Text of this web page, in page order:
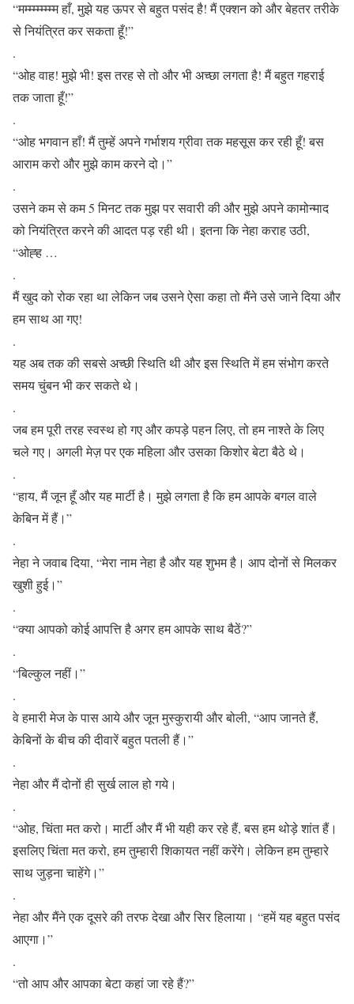
“मम्म्म्म्म्म्म्म हाँ, मुझे यह ऊपर से बहुत पसंद है! मैं एक्शन को और बेहतर तरीके
से नियंत्रित कर सकता हूँ!”
.
“ओह वाह! मुझे भी! इस तरह से तो और भी अच्छा लगता है! मैं बहुत गहराई
तक जाता हूँ!”
.
“ओह भगवान हाँ! मैं तुम्हें अपने गर्भाशय ग्रीवा तक महसूस कर रही हूँ! बस
आराम करो और मुझे काम करने दो।”
.
उसने कम से कम 5 मिनट तक मुझ पर सवारी की और मुझे अपने कामोन्माद
को नियंत्रित करने की आदत पड़ रही थी। इतना कि नेहा कराह उठी,
“ओह्ह …
.
मैं खुद को रोक रहा था लेकिन जब उसने ऐसा कहा तो मैंने उसे जाने दिया और
हम साथ आ गए!
.
यह अब तक की सबसे अच्छी स्थिति थी और इस स्थिति में हम संभोग करते
समय चुंबन भी कर सकते थे।
.
जब हम पूरी तरह स्वस्थ हो गए और कपड़े पहन लिए, तो हम नाश्ते के लिए
चले गए। अगली मेज़ पर एक महिला और उसका किशोर बेटा बैठे थे।
.
“हाय, मैं जून हूँ और यह मार्टी है। मुझे लगता है कि हम आपके बगल वाले
केबिन में हैं।”
.
नेहा ने जवाब दिया, “मेरा नाम नेहा है और यह शुभम है। आप दोनों से मिलकर
खुशी हुई।”
.
“क्या आपको कोई आपत्ति है अगर हम आपके साथ बैठें?”
.
“बिल्कुल नहीं।”
.
वे हमारी मेज के पास आये और जून मुस्कुरायी और बोली, “आप जानते हैं,
केबिनों के बीच की दीवारें बहुत पतली हैं।”
.
नेहा और मैं दोनों ही सुर्ख लाल हो गये।
.
“ओह, चिंता मत करो। मार्टी और मैं भी यही कर रहे हैं, बस हम थोड़े शांत हैं।
इसलिए चिंता मत करो, हम तुम्हारी शिकायत नहीं करेंगे। लेकिन हम तुम्हारे
साथ जुड़ना चाहेंगे।”
.
नेहा और मैंने एक दूसरे की तरफ देखा और सिर हिलाया। “हमें यह बहुत पसंद
आएगा।”
.
“तो आप और आपका बेटा कहां जा रहे हैं?”